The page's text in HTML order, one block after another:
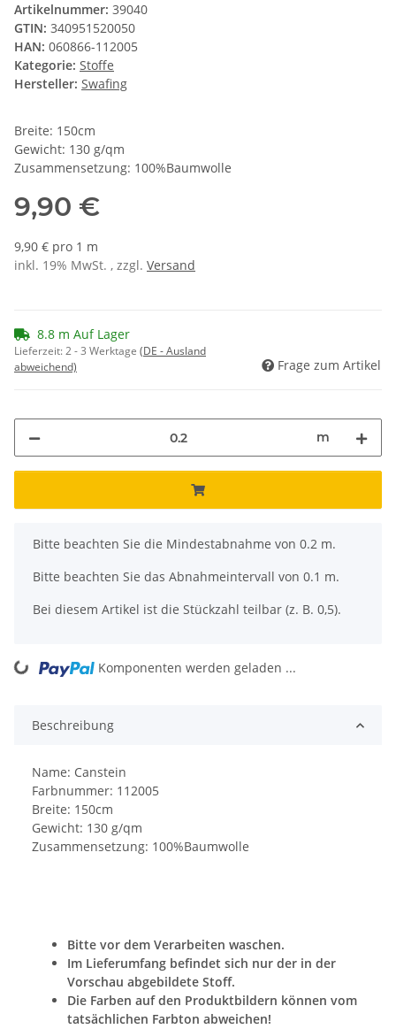
Artikelnummer: 39040
GTIN: 340951520050
HAN: 060866-112005
Kategorie: Stoffe
Hersteller: Swafing
Breite: 150cm
Gewicht: 130 g/qm
Zusammensetzung: 100%Baumwolle
9,90 €
9,90 € pro 1 m
inkl. 19% MwSt. , zzgl. Versand
8.8 m Auf Lager
Lieferzeit:2 - 3 Werktage (DE - Ausland
abweichend)
Frage zum Artikel
m
x
Bitte beachten Sie die Mindestabnahme von 0.2 m.
Bitte beachten Sie das Abnahmeintervall von 0.1 m.
Bei diesem Artikel ist die Stückzahl teilbar (z. B. 0,5).
Komponenten werden geladen ...
Beschreibung
Name: Canstein
Farbnummer: 112005
Breite: 150cm
Gewicht: 130 g/qm
Zusammensetzung: 100%Baumwolle
Bitte vor dem Verarbeiten waschen.
Im Lieferumfang befindet sich nur der in der
Vorschau abgebildete Stoff.
Die Farben auf den Produktbildern können vom
tatsächlichen Farbton abweichen!